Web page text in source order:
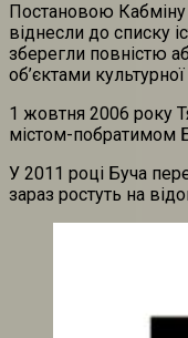
Постановою Кабміну
віднесли до списку
зберегли повністю
об’єктами
1 жовтня 2006 року
містом-побратимом
У 2011 році Буча
зараз ростуть на